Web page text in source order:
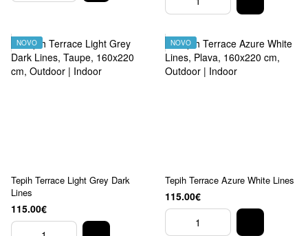
NOVO
Tepih Terrace Light Grey Dark
Lines
115.00€
NOVO
Tepih Terrace Azure White Lines
115.00€